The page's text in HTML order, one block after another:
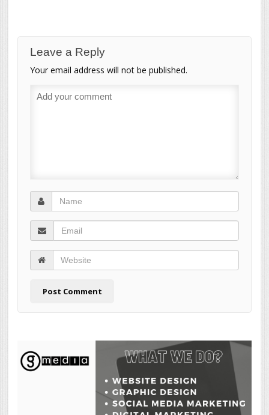
Leave a Reply
Your email address will not be published.